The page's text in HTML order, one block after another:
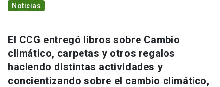
Noticias
El CCG entregó libros sobre Cambio
climático, carpetas y otros regalos
haciendo distintas actividades y
concientizando sobre el cambio climático,